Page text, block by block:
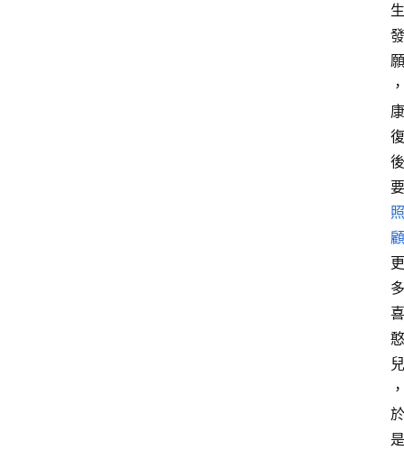
生
發
願
，
康
復
後
要
照
顧
更
多
喜
憨
兒
，
於
是